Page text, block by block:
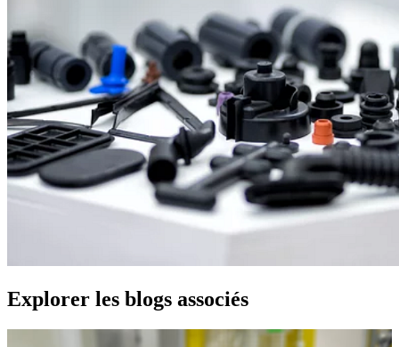
Explorer les blogs associés